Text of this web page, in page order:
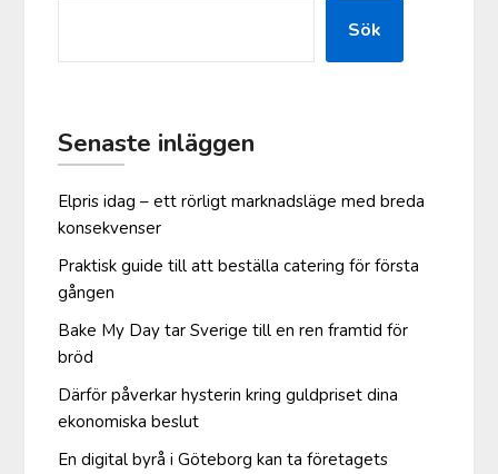
Sök
Senaste inläggen
Elpris idag – ett rörligt marknadsläge med breda
konsekvenser
Praktisk guide till att beställa catering för första
gången
Bake My Day tar Sverige till en ren framtid för
bröd
Därför påverkar hysterin kring guldpriset dina
ekonomiska beslut
En digital byrå i Göteborg kan ta företagets